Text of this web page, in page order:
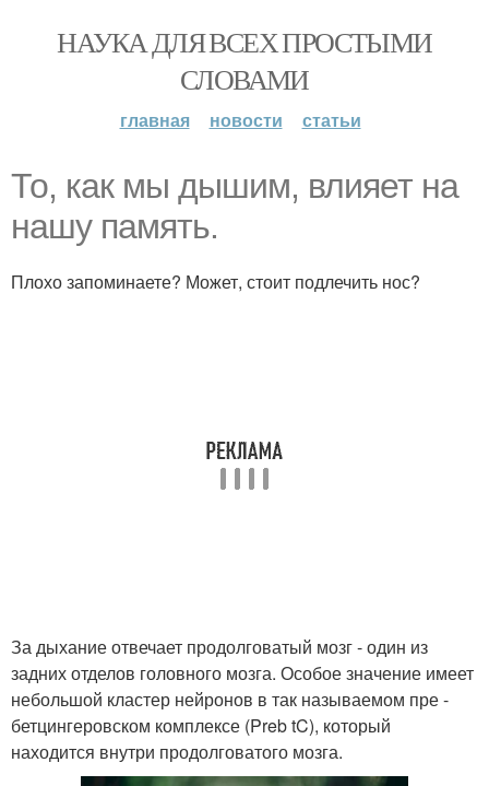
НАУКА ДЛЯ ВСЕХ ПРОСТЫМИ
СЛОВАМИ
главная новости статьи
То, как мы дышим, влияет на
нашу память.
Плохо запоминаете? Может, стоит подлечить нос?
За дыхание отвечает продолговатый мозг - один из
задних отделов головного мозга. Особое значение имеет
небольшой кластер нейронов в так называемом пре -
бетцингеровском комплексе (Preb tC), который
находится внутри продолговатого мозга.